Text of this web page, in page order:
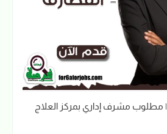
وظائف القضارف 2026 | مطلوب مشرف إداري بمركز العلاج